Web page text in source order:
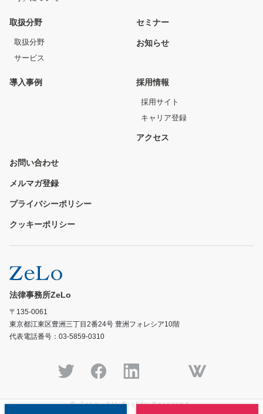
取扱分野
取扱分野
サービス
セミナー
お知らせ
導入事例 採用情報
採用サイト
キャリア登録
アクセス
お問い合わせ
メルマガ登録
プライバシーポリシー
クッキーポリシー
法律事務所ZeLo
〒135-0061
東京都江東区豊洲三丁目2番24号 豊洲フォレシア10階
代表電話番号：03-5859-0310
© ZeLo, All Rights Reserved.